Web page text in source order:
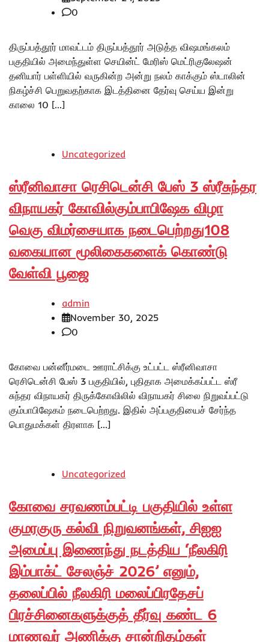
0
திருப்பத்தூர் மாவட்டம் திருப்பத்தூர் அடுத்த விஷமங்கலம்
பகுதியில் அமைந்துள்ள செயின்ட் மேரிஸ் மெட்ரிகுலேஷன்
தனியார் பள்ளியில் வருகின்ற அன்று நலம் காக்கும் ஸ்டாலின்
நிகழ்ச்சி பெறுவதற்காக இடத்தினை தேர்வு செய்ய இன்று
காலை 10 […]
Uncategorized
ஸ்ரீனிவாசா ரெசிடென்சி பேஸ் 3 ஸ்ரீசுந்தர
விநாயகர் கோவில்கும்பாபிஷேக விழா
வெகு விமர்சையாக நடைபெற்றது108
வகையான மூலிகைகளைக் கொண்டு
வேள்வி பூஜை
admin
November 30, 2025
0
கோவை பன்னீர்மடை ஊராட்சிக்கு உட்பட்ட ஸ்ரீனிவாசா
ரெசிடென்சி பேஸ் 3 பகுதியில், புதிதாக அமைக்கப்பட்ட ஸ்ரீ
சுந்தர விநாயகர் திருக்கோவிலில் விநாயகர் சிலை நிறுவப்பட்டு
கும்பாபிஷேகம் நடைபெற்றது. இதில் அப்பகுதியைச் சேர்ந்த
பொதுமக்கள் திரளாக […]
Uncategorized
கோவை சரவணம்பட்டி பகுதியில் உள்ள
குமரகுரு கல்வி நிறுவனங்கள், சிஐஐ
அமைப்பு இணைந்து நடத்திய ‘நீலகிரி
இம்பாக்ட் சேலஞ்ச் 2026’ எனும்,
தலைப்பில் நீலகிரி மலைப்பிரதேசப்
பிரச்சினைகளுக்குத் தீர்வு கண்ட 6
மாணவர் அணிக்கு சான்றிதழ்கள்